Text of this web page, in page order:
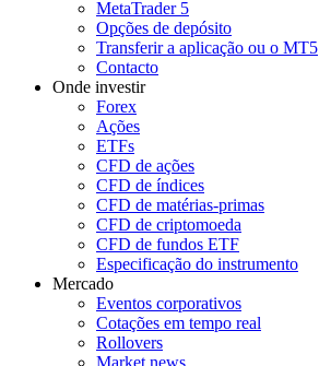
MetaTrader 5
Opções de depósito
Transferir a aplicação ou o MT5
Contacto
Onde investir
Forex
Ações
ETFs
CFD de ações
CFD de índices
CFD de matérias-primas
CFD de criptomoeda
CFD de fundos ETF
Especificação do instrumento
Mercado
Eventos corporativos
Cotações em tempo real
Rollovers
Market news